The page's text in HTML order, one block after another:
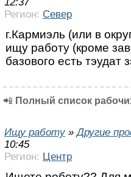
Регион: Север
г.Кармиэль (или в
ищу работу (кроме
базового есть тэудат
📲 Полный список
Ищу работу »Другие
10:45
Регион: Центр